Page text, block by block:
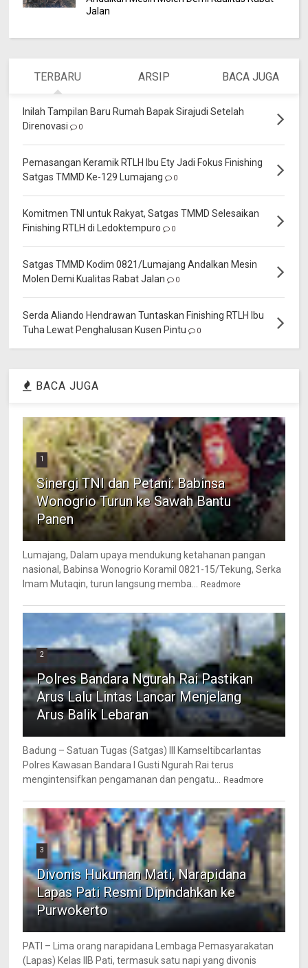
Jalan
TERBARU ARSIP BACA JUGA
Inilah Tampilan Baru Rumah Bapak Sirajudi Setelah
Direnovasi
0
Pemasangan Keramik RTLH Ibu Ety Jadi Fokus Finishing
Satgas TMMD Ke-129 Lumajang
0
Komitmen TNI untuk Rakyat, Satgas TMMD Selesaikan
Finishing RTLH di Ledoktempuro
0
Satgas TMMD Kodim 0821/Lumajang Andalkan Mesin
Molen Demi Kualitas Rabat Jalan
0
Serda Aliando Hendrawan Tuntaskan Finishing RTLH Ibu
Tuha Lewat Penghalusan Kusen Pintu
0
BACA JUGA
1
Sinergi TNI dan Petani: Babinsa
Wonogrio Turun ke Sawah Bantu
Panen
Lumajang, Dalam upaya mendukung ketahanan pangan
nasional, Babinsa Wonogrio Koramil 0821-15/Tekung, Serka
Imam Mutaqin, turun langsung memba...
Readmore
2
Polres Bandara Ngurah Rai Pastikan
Arus Lalu Lintas Lancar Menjelang
Arus Balik Lebaran
Badung – Satuan Tugas (Satgas) III Kamseltibcarlantas
Polres Kawasan Bandara I Gusti Ngurah Rai terus
mengintensifkan pengamanan dan pengatu...
Readmore
3
Divonis Hukuman Mati, Narapidana
Lapas Pati Resmi Dipindahkan ke
Purwokerto
PATI – Lima orang narapidana Lembaga Pemasyarakatan
(Lapas) Kelas IIB Pati, termasuk satu napi yang divonis